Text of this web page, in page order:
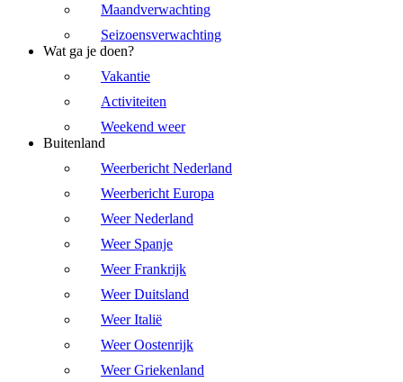
Maandverwachting
Seizoensverwachting
Wat ga je doen?
Vakantie
Activiteiten
Weekend weer
Buitenland
Weerbericht Nederland
Weerbericht Europa
Weer Nederland
Weer Spanje
Weer Frankrijk
Weer Duitsland
Weer Italië
Weer Oostenrijk
Weer Griekenland